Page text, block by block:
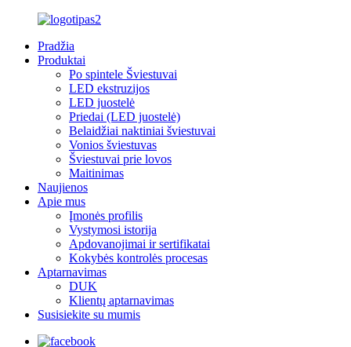
Pradžia
Produktai
Po spintele Šviestuvai
LED ekstruzijos
LED juostelė
Priedai (LED juostelė)
Belaidžiai naktiniai šviestuvai
Vonios šviestuvas
Šviestuvai prie lovos
Maitinimas
Naujienos
Apie mus
Įmonės profilis
Vystymosi istorija
Apdovanojimai ir sertifikatai
Kokybės kontrolės procesas
Aptarnavimas
DUK
Klientų aptarnavimas
Susisiekite su mumis